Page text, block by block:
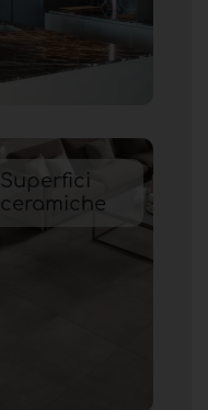
Superfici
ceramiche